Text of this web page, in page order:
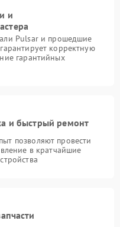
и
Pulsar и прошедшие
корректную
гарантийных
и быстрый ремонт
позволяют провести
в кратчайшие